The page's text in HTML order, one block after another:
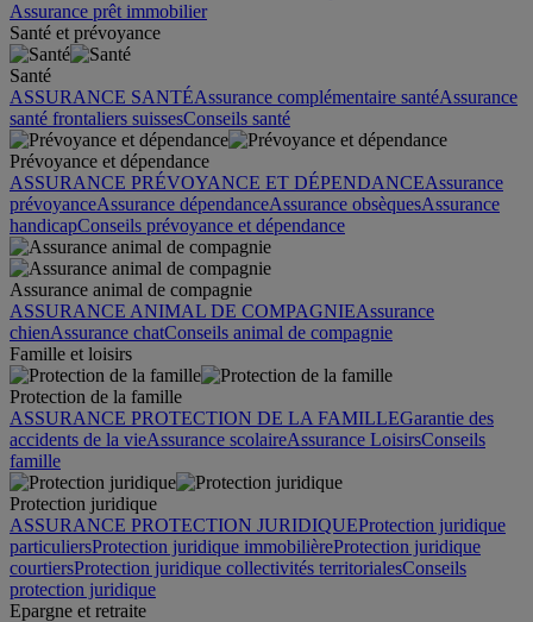
Assurance prêt immobilier
Santé et prévoyance
Santé
ASSURANCE SANTÉAssurance complémentaire santéAssurance
santé frontaliers suissesConseils santé
Prévoyance et dépendance
ASSURANCE PRÉVOYANCE ET DÉPENDANCEAssurance
prévoyanceAssurance dépendanceAssurance obsèquesAssurance
handicapConseils prévoyance et dépendance
Assurance animal de compagnie
ASSURANCE ANIMAL DE COMPAGNIEAssurance
chienAssurance chatConseils animal de compagnie
Famille et loisirs
Protection de la famille
ASSURANCE PROTECTION DE LA FAMILLEGarantie des
accidents de la vieAssurance scolaireAssurance LoisirsConseils
famille
Protection juridique
ASSURANCE PROTECTION JURIDIQUEProtection juridique
particuliersProtection juridique immobilièreProtection juridique
courtiersProtection juridique collectivités territorialesConseils
protection juridique
Epargne et retraite